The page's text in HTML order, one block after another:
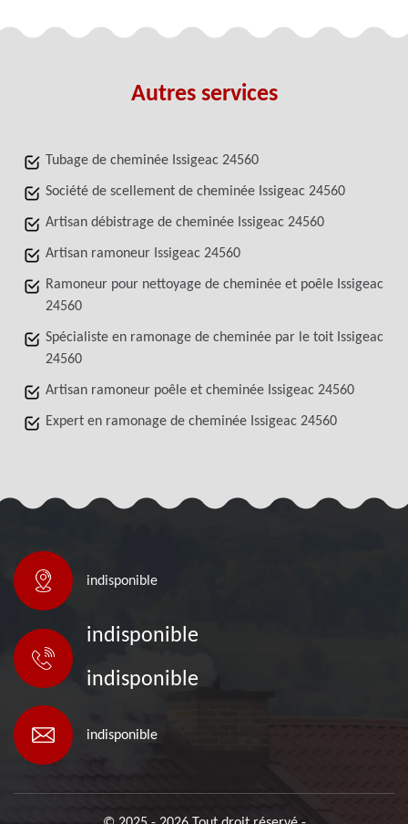
Autres services
Tubage de cheminée Issigeac 24560
Société de scellement de cheminée Issigeac 24560
Artisan débistrage de cheminée Issigeac 24560
Artisan ramoneur Issigeac 24560
Ramoneur pour nettoyage de cheminée et poêle Issigeac
24560
Spécialiste en ramonage de cheminée par le toit Issigeac
24560
Artisan ramoneur poêle et cheminée Issigeac 24560
Expert en ramonage de cheminée Issigeac 24560
indisponible
indisponible
indisponible
indisponible